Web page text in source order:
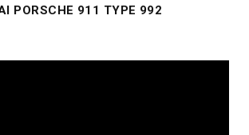
PORSCHE 911 TYPE 992